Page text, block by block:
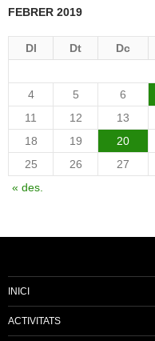
FEBRER 2019
Dl Dt Dc
4
5 6
11
12 13
18
19 20
25
26 27
« des.
INICI
ACTIVITATS